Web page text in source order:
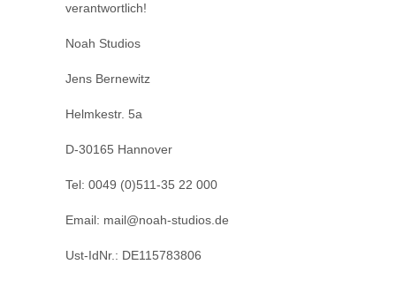
verantwortlich!
Noah Studios
Jens Bernewitz
Helmkestr. 5a
D-30165 Hannover
Tel: 0049 (0)511-35 22 000
Email: mail@noah-studios.de
Ust-IdNr.: DE115783806